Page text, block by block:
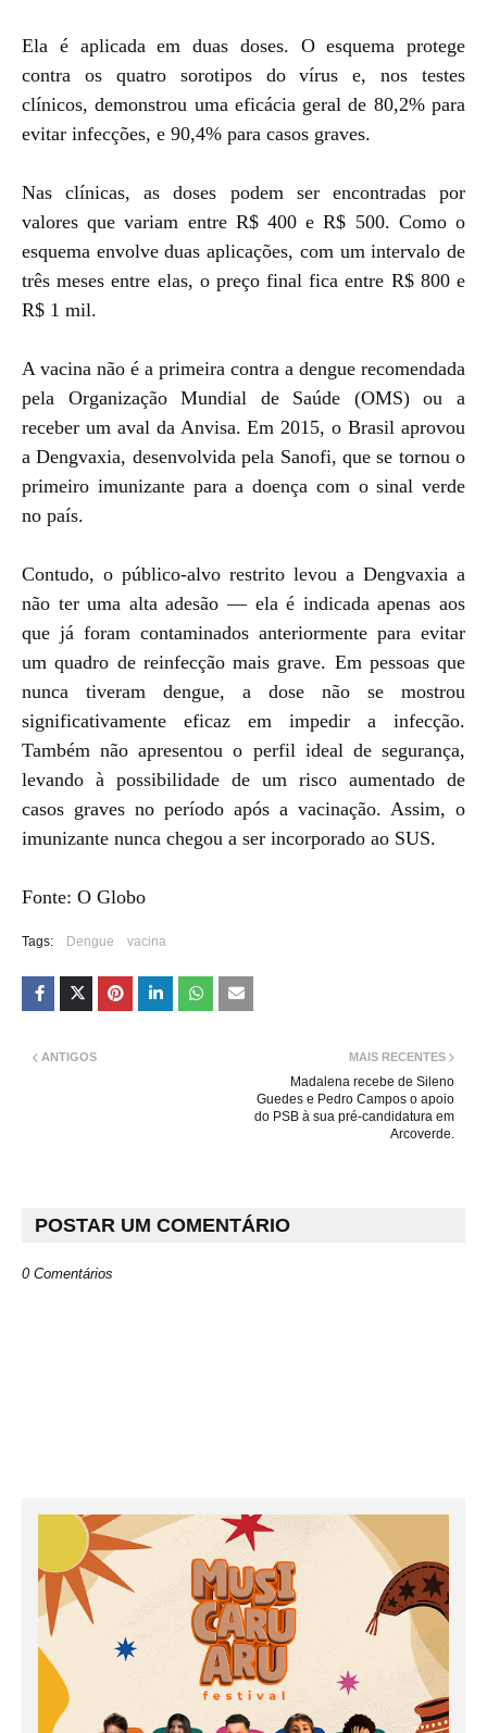
Ela é aplicada em duas doses. O esquema protege
contra os quatro sorotipos do vírus e, nos testes
clínicos, demonstrou uma eficácia geral de 80,2% para
evitar infecções, e 90,4% para casos graves.
Nas clínicas, as doses podem ser encontradas por
valores que variam entre R$ 400 e R$ 500. Como o
esquema envolve duas aplicações, com um intervalo de
três meses entre elas, o preço final fica entre R$ 800 e
R$ 1 mil.
A vacina não é a primeira contra a dengue recomendada
pela Organização Mundial de Saúde (OMS) ou a
receber um aval da Anvisa. Em 2015, o Brasil aprovou
a Dengvaxia, desenvolvida pela Sanofi, que se tornou o
primeiro imunizante para a doença com o sinal verde
no país.
Contudo, o público-alvo restrito levou a Dengvaxia a
não ter uma alta adesão — ela é indicada apenas aos
que já foram contaminados anteriormente para evitar
um quadro de reinfecção mais grave. Em pessoas que
nunca tiveram dengue, a dose não se mostrou
significativamente eficaz em impedir a infecção.
Também não apresentou o perfil ideal de segurança,
levando à possibilidade de um risco aumentado de
casos graves no período após a vacinação. Assim, o
imunizante nunca chegou a ser incorporado ao SUS.
Fonte: O Globo
Tags: Dengue vacina
MAIS RECENTES
Madalena recebe de Sileno
Guedes e Pedro Campos o apoio
do PSB à sua pré-candidatura em
Arcoverde.
ANTIGOS
POSTAR UM COMENTÁRIO
0 Comentários